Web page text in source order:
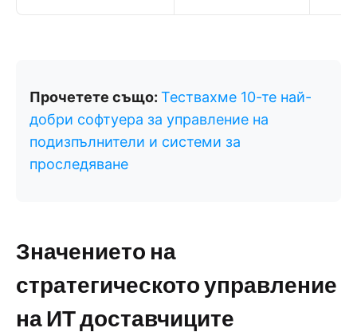
Прочетете също: Тествахме 10-те най-
добри софтуера за управление на
подизпълнители и системи за
проследяване
Значението на
стратегическото управление
на ИТ доставчиците